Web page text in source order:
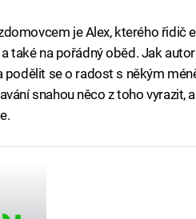
je Alex, kterého řidič
také na pořádný oběd. Jak
podělit se o radost s někým
snahou něco z toho vyrazit,